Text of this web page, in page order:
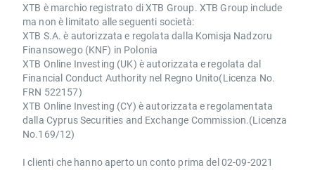
XTB è marchio registrato di XTB Group. XTB Group include
ma non è limitato alle seguenti società:
XTB S.A. è autorizzata e regolata dalla Komisja Nadzoru
Finansowego (KNF) in Polonia
XTB Online Investing (UK) è autorizzata e regolata dal
Financial Conduct Authority nel Regno Unito(Licenza No.
FRN 522157)
XTB Online Investing (CY) è autorizzata e regolamentata
dalla Cyprus Securities and Exchange Commission.(Licenza
No.169/12)
I clienti che hanno aperto un conto prima del 02-09-2021